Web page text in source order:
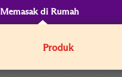
Memasak di Rumah
Produk